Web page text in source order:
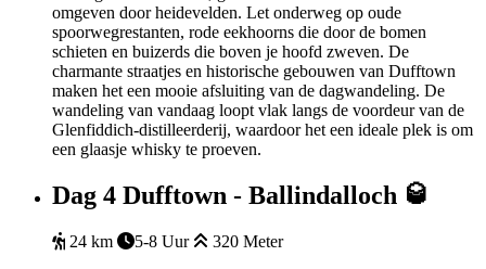
omgeven door heidevelden. Let onderweg op oude
spoorwegrestanten, rode eekhoorns die door de bomen
schieten en buizerds die boven je hoofd zweven. De
charmante straatjes en historische gebouwen van Dufftown
maken het een mooie afsluiting van de dagwandeling. De
wandeling van vandaag loopt vlak langs de voordeur van de
Glenfiddich-distilleerderij, waardoor het een ideale plek is om
een glaasje whisky te proeven.
Dag 4 Dufftown - Ballindalloch 🥃
24 km 5-8 Uur
320 Meter